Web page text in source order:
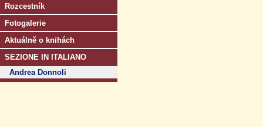
Rozcestník
Fotogalerie
Aktuálně o knihách
SEZIONE IN ITALIANO
Andrea Donnoli